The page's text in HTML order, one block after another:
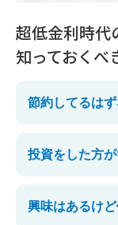
超低金利時代
知っておくべ
節約してるは
投資をした方
興味はあるけど